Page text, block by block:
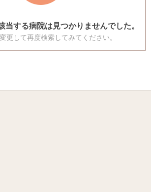
当する病院は見つかりませんでした。
更して再度検索してみてください。